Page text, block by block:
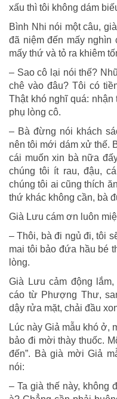
xấu thì tôi không dám
Bình Nhi nói một câu,
đã niệm đến mấy nghìn
mấy thứ và tỏ ra khiêm
– Sao cô lại nói thế?
chê vào đâu? Tôi có
Thật khó nghĩ quá:
phụ lòng cô.
– Bà đừng nói khách
nên tôi mới dám xử thế.
cái muốn xin bà nữa
chúng tôi ít rau, đậu,
chúng tôi ai cũng thích
thứ khác không cần, bà
Già Lưu cám ơn luôn
– Thôi, bà đi ngủ đi, tôi
mai tôi bảo đứa hầu bé
lòng.
Già Lưu cảm động
cáo từ Phượng Thư,
dậy rửa mặt, chải đầu
Lúc này Giả mẫu khó ở,
bảo đi mời thày thuốc.
đến”. Bà già mời Giả
nói:
– Ta già thế này, không